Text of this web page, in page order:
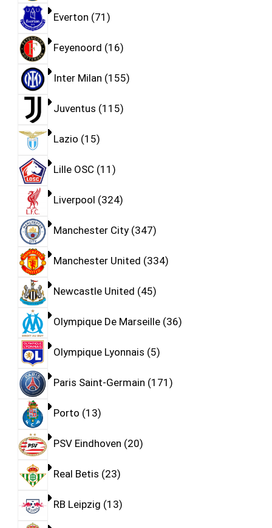
Everton 71
Feyenoord 16
Inter Milan 155
Juventus 115
Lazio 15
Lille OSC 11
Liverpool 324
Manchester City 347
Manchester United 334
Newcastle United 45
Olympique De Marseille 36
Olympique Lyonnais 5
Paris Saint-Germain 171
Porto 13
PSV Eindhoven 20
Real Betis 23
RB Leipzig 13